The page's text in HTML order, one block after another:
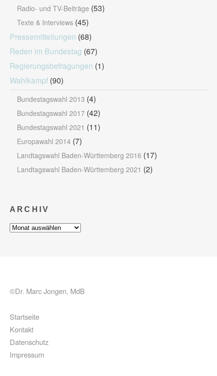
Radio- und TV-Beiträge (53)
Texte & Interviews (45)
Pressemitteilungen (68)
Reden im Bundestag (67)
Regierungsbefragungen (1)
Wahlkampf (90)
Bundestagswahl 2013 (4)
Bundestagswahl 2017 (42)
Bundestagswahl 2021 (11)
Europawahl 2014 (7)
Landtagswahl Baden-Württemberg 2016 (17)
Landtagswahl Baden-Württemberg 2021 (2)
ARCHIV
Archiv
©Dr. Marc Jongen, MdB
Startseite
Kontakt
Datenschutz
Impressum